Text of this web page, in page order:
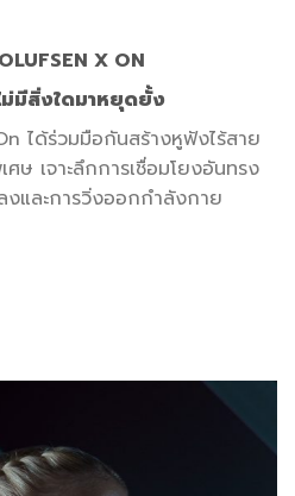
X ON
มีสิ่งใดมาหยุดยั้ง
ได้ร่วมมือกันสร้างหูฟังไร้สาย
ษ เจาะลึกการเชื่อมโยงอันทรง
งและการวิ่งออกกำลังกาย